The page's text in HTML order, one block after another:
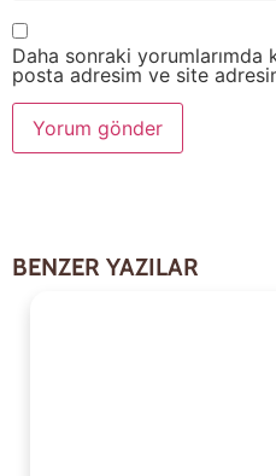
Daha sonraki yorumlarımda
posta adresim ve site
BENZER YAZILAR